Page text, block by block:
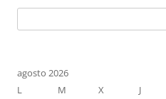
agosto 2026
L
M X J